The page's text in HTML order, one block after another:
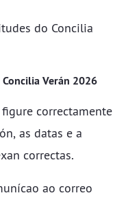
do Concilia
Verán 2026
correctamente
as datas e a
correctas.
ao correo